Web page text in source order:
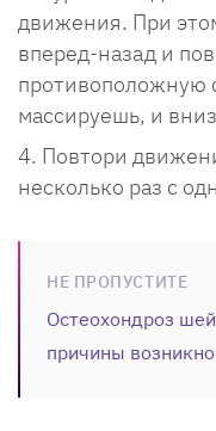
движения. При
вперед-назад и
противоположную
массируешь, и
Повтори
несколько раз с
НЕ ПРОПУСТИТЕ
Остеохондроз
причины